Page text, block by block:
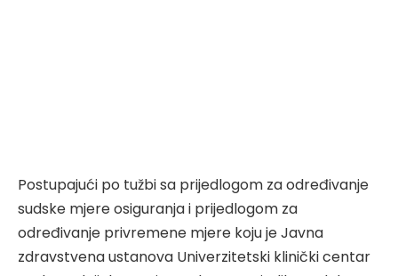
Postupajući po tužbi sa prijedlogom za određivanje
sudske mjere osiguranja i prijedlogom za
određivanje privremene mjere koju je Javna
zdravstvena ustanova Univerzitetski klinički centar